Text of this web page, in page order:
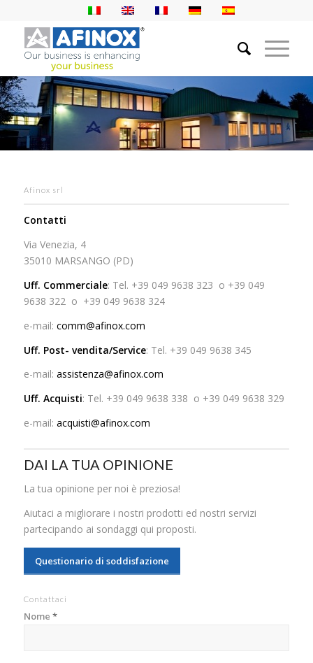
Afinox srl
Contatti
Via Venezia, 4
35010 MARSANGO (PD)
Uff. Commerciale: Tel. +39 049 9638 323 o +39 049
9638 322 o +39 049 9638 324
e-mail: comm@afinox.com
Uff. Post- vendita/Service: Tel. +39 049 9638 345
e-mail: assistenza@afinox.com
Uff. Acquisti: Tel. +39 049 9638 338 o +39 049 9638 329
e-mail: acquisti@afinox.com
DAI LA TUA OPINIONE
La tua opinione per noi è preziosa!
Aiutaci a migliorare i nostri prodotti ed nostri servizi
partecipando ai sondaggi qui proposti.
Questionario di soddisfazione
Contattaci
Nome *